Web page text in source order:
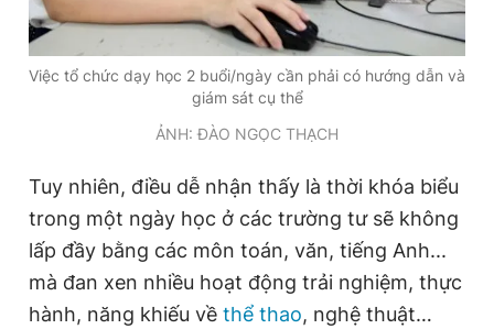
Việc tổ chức dạy học 2 buổi/ngày cần phải có hướng dẫn và
giám sát cụ thể
ẢNH: ĐÀO NGỌC THẠCH
Tuy nhiên, điều dễ nhận thấy là thời khóa biểu
trong một ngày học ở các trường tư sẽ không
lấp đầy bằng các môn toán, văn, tiếng Anh...
mà đan xen nhiều hoạt động trải nghiệm, thực
hành, năng khiếu về thể thao, nghệ thuật…